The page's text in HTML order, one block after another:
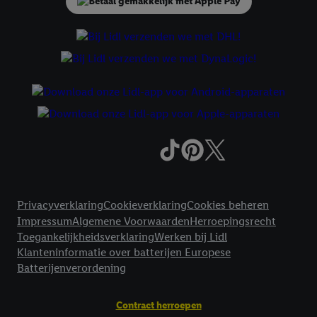
PrivacyverklaringCookieverklaringCookies beheren
ImpressumAlgemene VoorwaardenHerroepingsrecht
ToegankelijkheidsverklaringWerken bij Lidl
Klanteninformatie over batterijen Europese
Batterijenverordening
Contract herroepen
Criteo S.A. beschikt, aan jou kunnen worden toegewezen.
vergelijkbare technieken en met welke verwerkingsdoeleinden
je instemt. Verder kan je er meer informatie vinden over de
Door te klikken op "Weigeren", kies je voor de optie dat er enkel
technisch noodzakelijke cookies en vergelijkbare technieken
Door op "Akkoord" te klikken, stem je in met alle verwerkingen
voor alle bovengenoemde doeleinden. Meer informatie,
in onzeprivacyverklaring.Je vindt de impressum voor de Lidl
website hier.Klikhiervoor meer informatie over de cookies die
wij inzetten.